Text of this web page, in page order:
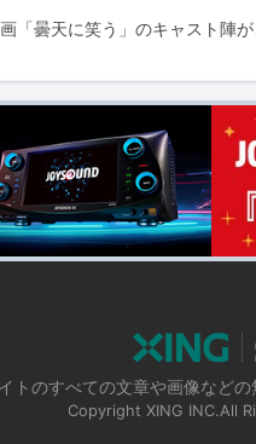
トのすべての文章や画像などの
Copyright XING INC.All